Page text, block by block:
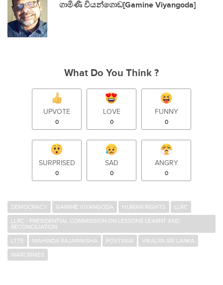
ගාමිණී වියන්ගොඩ[Gamine Viyangoda]
What Do You Think ?
UPVOTE
0
LOVE
0
FUNNY
0
SURPRISED
0
SAD
0
ANGRY
0
DEMOCRACY GAMINE VIYANGODA HUMAN RIGHTS
LLRC
LLRC - PRESIDENTIAL COMMISSION ON LESSONS LEARNT AND
RECONCILIATION
LTTE
MAHINDA RAJAPAKSHA POSTWAR
VIKALPA SRI LANKA
WARCRIMES